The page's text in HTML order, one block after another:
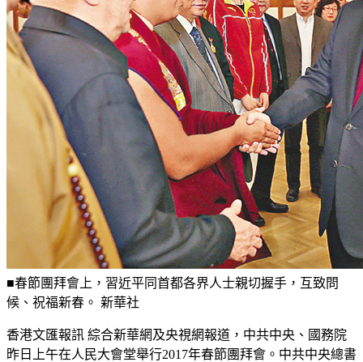
■春節團拜會上，習近平同首都各界人士親切握手，互致問
候、祝福新春。 新華社
香港文匯報訊 綜合新華網及央視網報道，中共中央、國務院
昨日上午在人民大會堂舉行2017年春節團拜會。中共中央總書